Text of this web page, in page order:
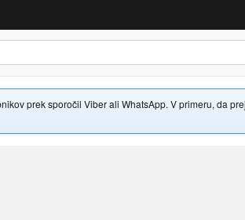
prek sporočil Viber ali WhatsApp. V primeru, da